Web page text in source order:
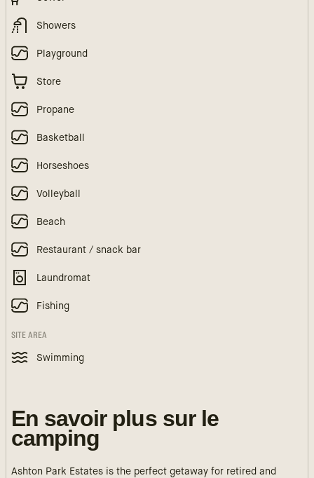
Showers
Playground
Store
Propane
Basketball
Horseshoes
Volleyball
Beach
Restaurant / snack bar
Laundromat
Fishing
SITE AREA
Swimming
En savoir plus sur le
camping
Ashton Park Estates is the perfect getaway for retired and